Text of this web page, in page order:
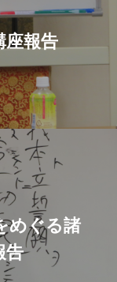
座報告
めぐる諸
告